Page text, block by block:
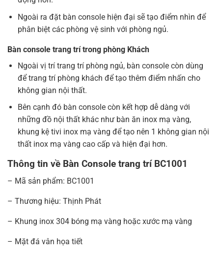
Ngoài ra đặt bàn console hiện đại sẽ tạo điểm nhìn để
phân biệt các phòng vệ sinh với phòng ngủ.
Bàn console trang trí trong phòng Khách
Ngoài vị trí trang trí phòng ngủ, bàn console còn dùng
để trang trí phòng khách để tạo thêm điểm nhấn cho
không gian nội thất.
Bên cạnh đó bàn console còn kết hợp dễ dàng với
những đồ nội thất khác như bàn ăn inox mạ vàng,
khung kệ tivi inox mạ vàng để tạo nên 1 không gian nội
thất inox mạ vàng cao cấp và hiện đại hơn.
Thông tin về Bàn Console trang trí BC1001
– Mã sản phẩm: BC1001
– Thương hiệu: Thịnh Phát
– Khung inox 304 bóng mạ vàng hoặc xước mạ vàng
– Mặt đá vân họa tiết